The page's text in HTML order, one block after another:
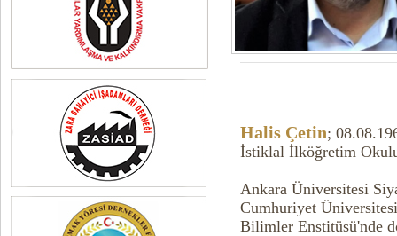
Halis Çetin;
İstiklal İlköğretim
Ankara Üniversitesi
Cumhuriyet
Bilimler Enstitüsü'nde